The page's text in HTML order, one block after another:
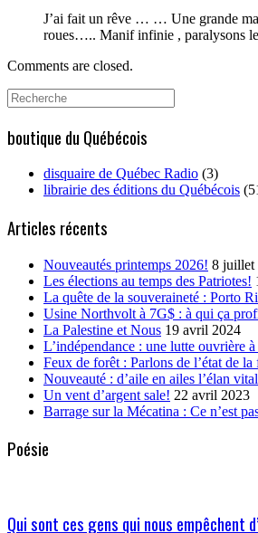
J’ai fait un rêve … … Une grande
roues….. Manif infinie , paralysons
Comments are closed.
Search
for:
boutique du Québécois
disquaire de Québec Radio (3)
librairie des éditions du Québécois
Articles récents
Nouveautés printemps 2026! 8 juillet
Les élections au temps des Patriotes!
La quête de la souveraineté : Porto
Usine Northvolt à 7G$ : à qui ça
La Palestine et Nous 19 avril 2024
L’indépendance : une lutte ouvrière
Feux de forêt : Parlons de l’état de la
Nouveauté : d’aile en ailes l’élan
Un vent d’argent sale! 22 avril 2023
Barrage sur la Mécatina : Ce n’est
Poésie
Qui sont ces gens qui nous empêchent